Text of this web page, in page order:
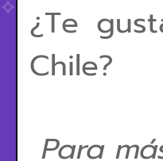
¿Te
Chile?
Para